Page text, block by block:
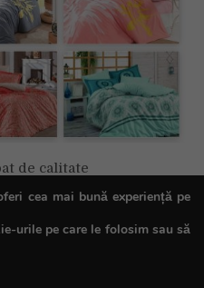
de calitate
cea mai bună experiență pe
urile pe care le folosim sau să